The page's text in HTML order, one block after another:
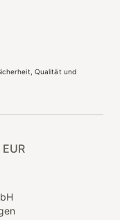
Qualität und
EUR